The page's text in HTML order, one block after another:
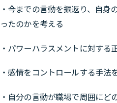
・今までの言動を振返り、自身
ったのかを考える
・パワーハラスメントに対する
・感情をコントロールする手法
・自分の言動が職場で周囲にど